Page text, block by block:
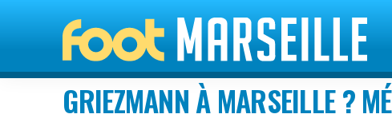
GRIEZMANN À MARSEILLE ?